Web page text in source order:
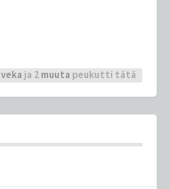
veka ja 2 muuta peukutti tätä